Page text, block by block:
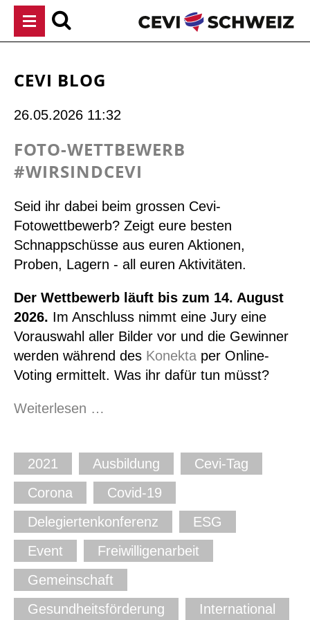
überspringen
CEVI BLOG
26.05.2026 11:32
FOTO-WETTBEWERB
#WIRSINDCEVI
Seid ihr dabei beim grossen Cevi-
Fotowettbewerb? Zeigt eure besten
Schnappschüsse aus euren Aktionen,
Proben, Lagern - all euren Aktivitäten.
Der Wettbewerb läuft bis zum 14. August
2026. Im Anschluss nimmt eine Jury eine
Vorauswahl aller Bilder vor und die Gewinner
werden während des Konekta per Online-
Voting ermittelt. Was ihr dafür tun müsst?
Weiterlesen …
2021
Ausbildung
Cevi-Tag
Corona
Covid-19
Delegiertenkonferenz
ESG
Event
Freiwilligenarbeit
Gemeinschaft
Gesundheitsförderung
International